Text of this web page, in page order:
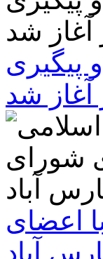
پیگیری
آغاز شد
اعضای
آباد